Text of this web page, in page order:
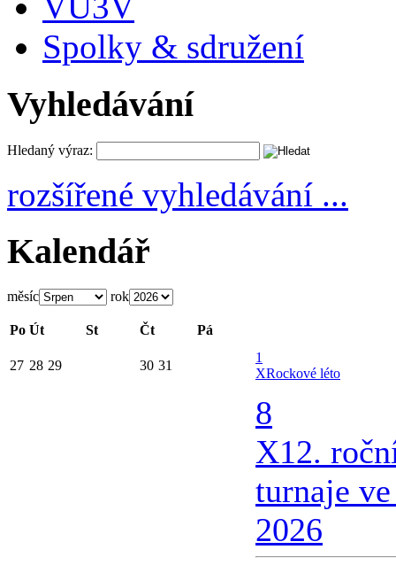
Spolky & sdružení
Vyhledávání
Hledaný výraz:
rozšířené vyhledávání ...
Kalendář
měsíc rok
Po Út St Čt Pá
27 28 29 30 31
1
XRockové léto
8
X12.
turnaje
2026